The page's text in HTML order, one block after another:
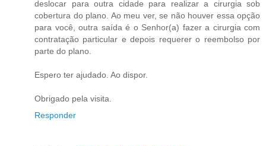
deslocar para outra cidade para realizar a cirurgia sob
cobertura do plano. Ao meu ver, se não houver essa opção
para você, outra saída é o Senhor(a) fazer a cirurgia com
contratação particular e depois requerer o reembolso por
parte do plano.
Espero ter ajudado. Ao dispor.
Obrigado pela visita.
Responder